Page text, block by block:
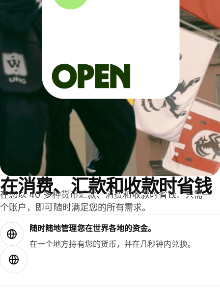
在消费、汇款和收款时省钱
在您以 40 多种货币汇款、消费和收款时省钱。只需一
个账户，即可随时满足您的所有需求。
随时随地管理您在世界各地的资金。
在一个地方持有您的货币，并在几秒钟内兑换。